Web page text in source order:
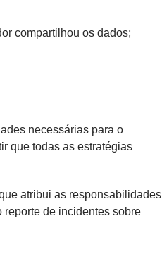
compartilhou os dados;
necessárias para o
que todas as estratégias
atribui as responsabilidades
reporte de incidentes sobre